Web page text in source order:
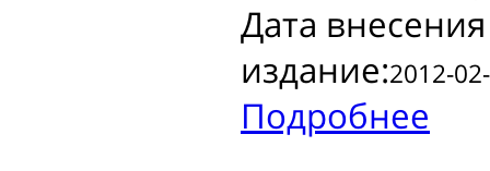
Дата
издание:2012-
Подробнее